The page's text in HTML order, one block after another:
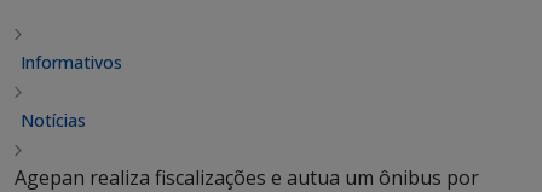
Informativos
Notícias
Agepan realiza fiscalizações e autua um ônibus por